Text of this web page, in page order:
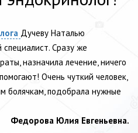
Дучеву Наталью
Сразу же
назначила лечение, ничего
Очень чуткий человек,
болячкам, подобрала нужные
Федорова Юлия Евгеньевна.